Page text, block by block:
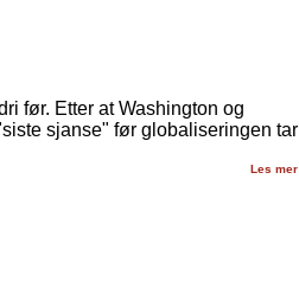
før. Etter at Washington og
sjanse" før globaliseringen tar
Les mer